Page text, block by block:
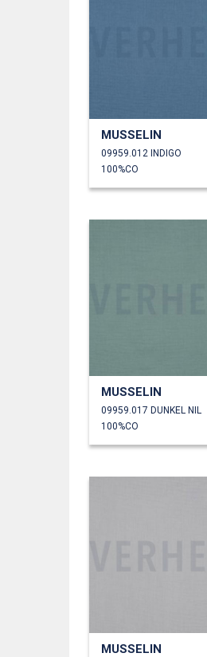
MUSSELIN
09959.012 INDIGO
100%CO
MUSSELIN
09959.017 DUNKEL NIL
100%CO
MUSSELIN